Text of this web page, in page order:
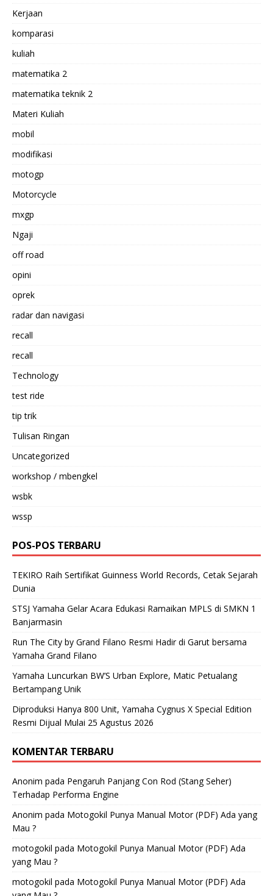
Kerjaan
komparasi
kuliah
matematika 2
matematika teknik 2
Materi Kuliah
mobil
modifikasi
motogp
Motorcycle
mxgp
Ngaji
off road
opini
oprek
radar dan navigasi
recall
recall
Technology
test ride
tip trik
Tulisan Ringan
Uncategorized
workshop / mbengkel
wsbk
wssp
POS-POS TERBARU
TEKIRO Raih Sertifikat Guinness World Records, Cetak Sejarah
Dunia
STSJ Yamaha Gelar Acara Edukasi Ramaikan MPLS di SMKN 1
Banjarmasin
Run The City by Grand Filano Resmi Hadir di Garut bersama
Yamaha Grand Filano
Yamaha Luncurkan BW’S Urban Explore, Matic Petualang
Bertampang Unik
Diproduksi Hanya 800 Unit, Yamaha Cygnus X Special Edition
Resmi Dijual Mulai 25 Agustus 2026
KOMENTAR TERBARU
Anonim pada Pengaruh Panjang Con Rod (Stang Seher)
Terhadap Performa Engine
Anonim pada Motogokil Punya Manual Motor (PDF) Ada yang
Mau ?
motogokil pada Motogokil Punya Manual Motor (PDF) Ada
yang Mau ?
motogokil pada Motogokil Punya Manual Motor (PDF) Ada